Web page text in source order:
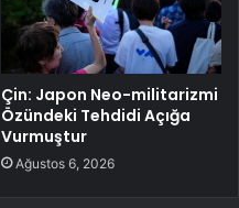
Çin: Japon Neo-militarizmi
Özündeki Tehdidi Açığa
Vurmuştur
Ağustos 6, 2026